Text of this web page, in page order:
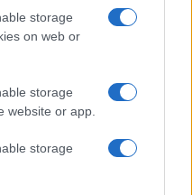
storage
on web or
storage
website or app.
storage
Oggi e ricevi le nostre
ultime notizie pubblicate
*campo obbligatorio